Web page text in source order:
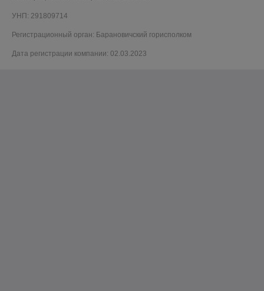
УНП: 291809714
Регистрационный орган: Барановичский горисполком
Дата регистрации компании: 02.03.2023